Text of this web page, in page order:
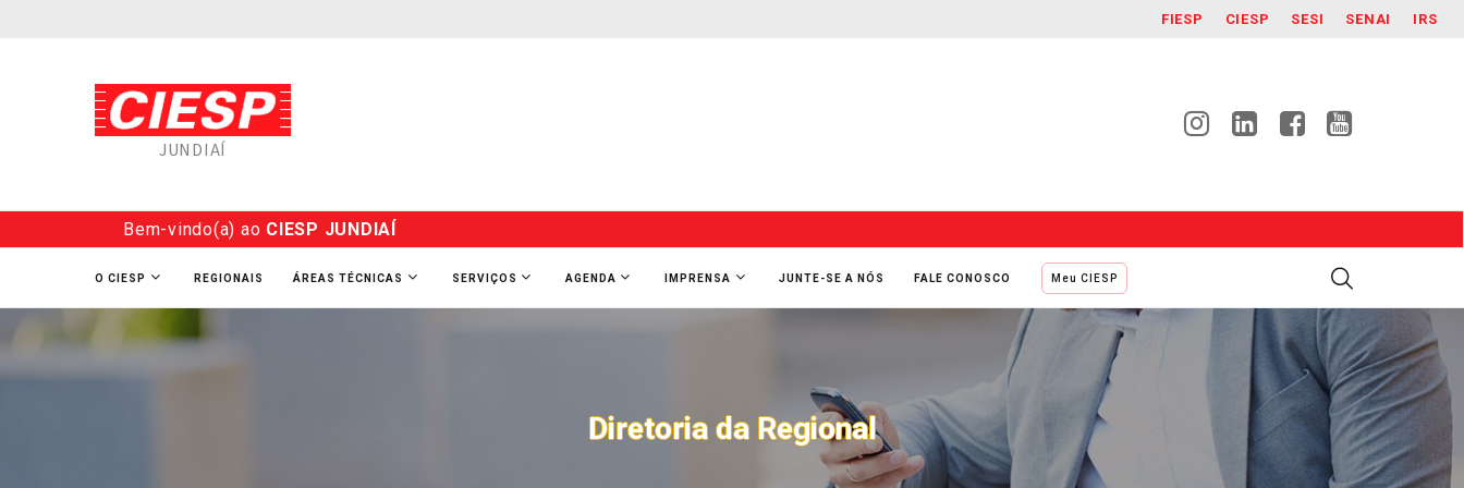
FIESP CIESP SESI SENAI IRS
JUNDIAÍ
Bem-vindo(a) ao CIESP JUNDIAÍ
O CIESP REGIONAIS ÁREAS TÉCNICAS SERVIÇOS AGENDA IMPRENSA JUNTE-SE A NÓS FALE CONOSCO Meu CIESP
Diretoria da Regional